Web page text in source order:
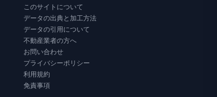
このサイトについて
データの出典と加工方法
データの引用について
不動産業者の方へ
お問い合わせ
プライバシーポリシー
利用規約
免責事項